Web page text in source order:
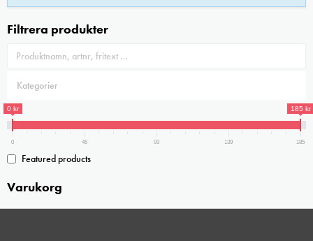
Filtrera produkter
0 kr 185 kr
0 46 93 139 185
Featured products
Varukorg